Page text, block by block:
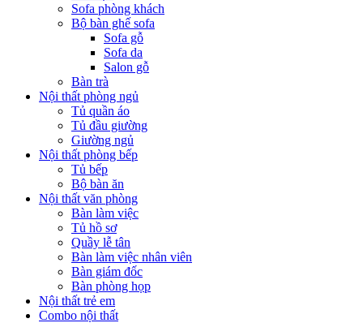
Sofa phòng khách
Bộ bàn ghế sofa
Sofa gỗ
Sofa da
Salon gỗ
Bàn trà
Nội thất phòng ngủ
Tủ quần áo
Tủ đầu giường
Giường ngủ
Nội thất phòng bếp
Tủ bếp
Bộ bàn ăn
Nội thất văn phòng
Bàn làm việc
Tủ hồ sơ
Quầy lễ tân
Bàn làm việc nhân viên
Bàn giám đốc
Bàn phòng họp
Nội thất trẻ em
Combo nội thất